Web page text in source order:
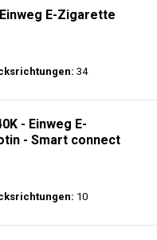
E-Zigarette
34
- Einweg E-
- Smart connect
10